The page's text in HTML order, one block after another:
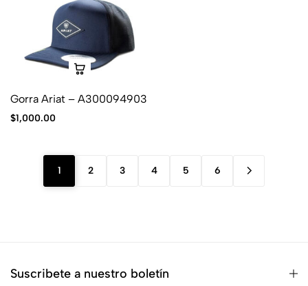
Gorra Ariat – A300094903
$1,000.00
1 2 3 4 5 6
Suscribete a nuestro boletín